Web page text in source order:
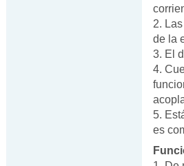
2.
de la
3. El
4.
5.
es